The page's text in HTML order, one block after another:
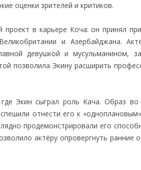
оценки зрителей и критиков.
в карьере Коча: он принял
и Азербайджана.
девушкой и мусульманином,
позволила Экину расширить
Экин сыграл роль Кача. Образ во
отнести его к
продемонстрировали его
актёру опровергнуть ранние